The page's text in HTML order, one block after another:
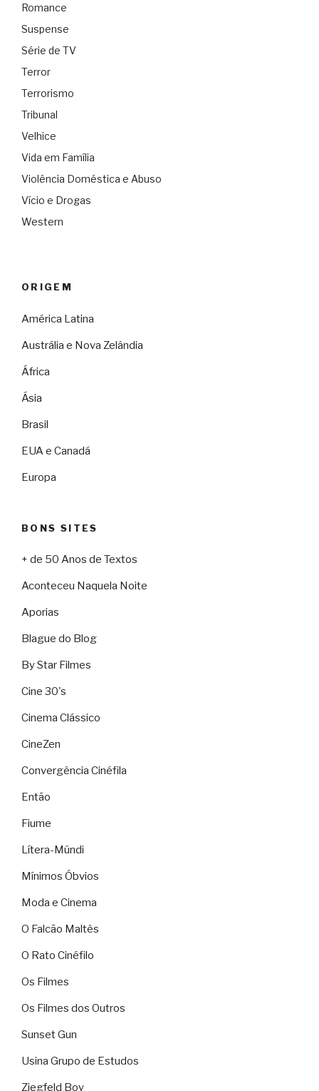
Romance
Suspense
Série de TV
Terror
Terrorismo
Tribunal
Velhice
Vida em Família
Violência Doméstica e Abuso
Vício e Drogas
Western
ORIGEM
América Latina
Austrália e Nova Zelândia
África
Ásia
Brasil
EUA e Canadá
Europa
BONS SITES
+ de 50 Anos de Textos
Aconteceu Naquela Noite
Aporias
Blague do Blog
By Star Filmes
Cine 30's
Cinema Clássico
CineZen
Convergência Cinéfila
Então
Fiume
Lítera-Múndi
Mínimos Óbvios
Moda e Cinema
O Falcão Maltês
O Rato Cinéfilo
Os Filmes
Os Filmes dos Outros
Sunset Gun
Usina Grupo de Estudos
Ziegfeld Boy